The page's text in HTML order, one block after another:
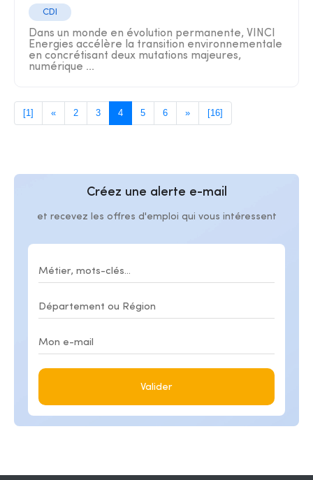
CDI
Dans un monde en évolution permanente, VINCI
Energies accélère la transition environnementale
en concrétisant deux mutations majeures,
numérique ...
[1] « 2 3 4 5 6 » [16]
Créez une alerte e-mail
et recevez les offres d'emploi qui vous intéressent
Valider